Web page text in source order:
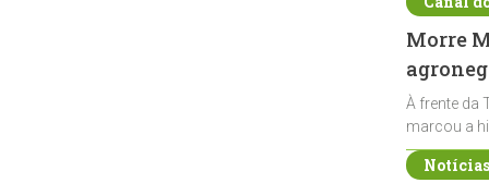
Morre
À frente da
marcou a